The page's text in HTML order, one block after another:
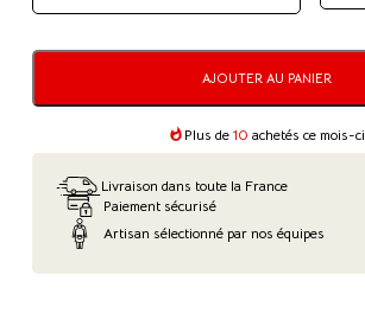
–
AJOUTER AU PANIER
Plus de 10 achetés ce mois-ci
Livraison dans toute la France
Paiement sécurisé
Artisan sélectionné par nos équipes